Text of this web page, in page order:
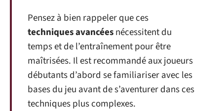
Pensez à bien rappeler que ces
techniques avancéesnécessitent du
temps et de l’entraînement pour être
maîtrisées. Il est recommandé aux joueurs
débutants d’abord se familiariser avec les
bases du jeu avant de s’aventurer dans ces
techniques plus complexes.